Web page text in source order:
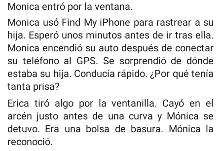
Monica entró por la ventana.
Monica usó Find My iPhone para rastrear a su
hija. Esperó unos minutos antes de ir tras ella.
Monica encendió su auto después de conectar
su teléfono al GPS. Se sorprendió de dónde
estaba su hija. Conducía rápido. ¿Por qué tenía
tanta prisa?
Erica tiró algo por la ventanilla. Cayó en el
arcén justo antes de una curva y Mónica se
detuvo. Era una bolsa de basura. Mónica la
reconoció.